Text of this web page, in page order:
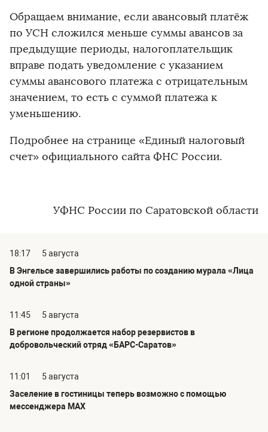
Обращаем внимание, если авансовый платёж
по УСН сложился меньше суммы авансов за
предыдущие периоды, налогоплательщик
вправе подать уведомление с указанием
суммы авансового платежа с отрицательным
значением, то есть с суммой платежа к
уменьшению.
Подробнее на странице «Единый налоговый
счет» официального сайта ФНС России.
УФНС России по Саратовской области
18:17
5 августа
В Энгельсе завершились работы по созданию мурала «Лица
одной страны»
11:45
5 августа
В регионе продолжается набор резервистов в
добровольческий отряд «БАРС-Саратов»
11:01
5 августа
Заселение в гостиницы теперь возможно с помощью
мессенджера MAX